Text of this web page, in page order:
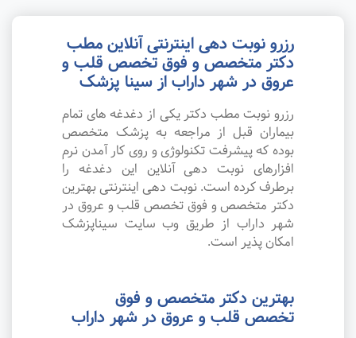
رزرو نوبت دهی اینترنتی آنلاین مطب
دکتر متخصص و فوق تخصص قلب و
عروق در شهر داراب از سینا پزشک
رزرو نوبت مطب دکتر یکی از دغدغه های تمام
بیماران قبل از مراجعه به پزشک متخصص
بوده که پیشرفت تکنولوژی و روی کار آمدن نرم
افزارهای نوبت دهی آنلاین این دغدغه را
برطرف کرده است. نوبت دهی اینترنتی بهترین
دکتر متخصص و فوق تخصص قلب و عروق در
شهر داراب از طریق وب سایت سیناپزشک
امکان پذیر است.
بهترین دکتر متخصص و فوق
تخصص قلب و عروق در شهر داراب